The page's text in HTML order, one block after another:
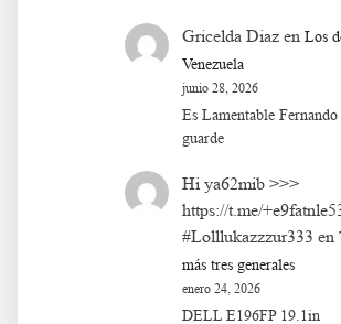
Gricelda Diaz en Los
Venezuela
junio 28, 2026
Es Lamentable
guarde
Hi ya62mib >>>
https://t.me/
#Lolllukazzzur333 en
más tres generales
enero 24, 2026
DELL E196FP 19.1in